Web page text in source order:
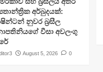
අර්බුදයක්:
නුවර බ්‍රසීල
වීසා අවලංගු
August 5, 2026 0